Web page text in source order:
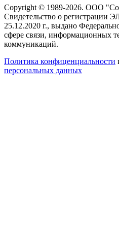
Copyright © 1989-2026. ООО
Свидетельство о регистрации
25.12.2020 г., выдано
сфере связи, информационных
коммуникаций.
Политика конфиценциальности
персональных данных